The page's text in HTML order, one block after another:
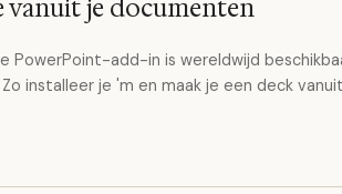
vanuit je documenten
PowerPoint-add-in is wereldwijd
installeer je 'm en maak je een deck